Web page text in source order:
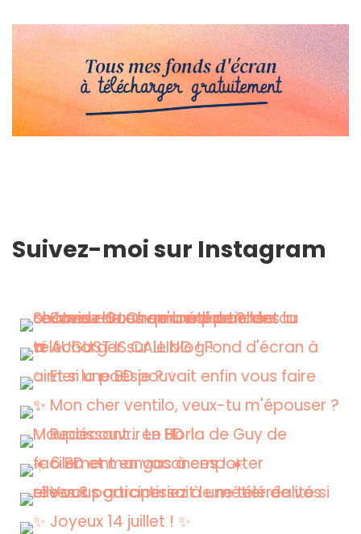
Suivez-moi sur Instagram